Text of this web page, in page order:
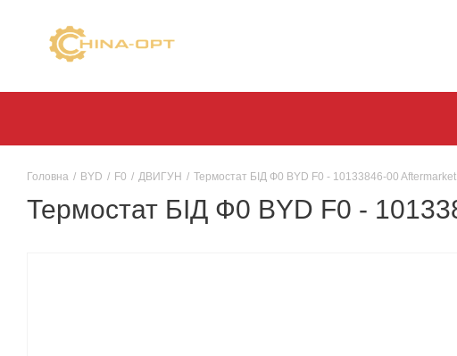
Головна / BYD / F0 / ДВИГУН / Термостат БІД Ф0 BYD F0 - 10133846-00 Aftermarket
Термостат БІД Ф0 BYD F0 -